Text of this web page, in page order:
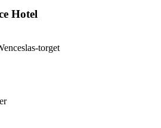
Hotel
torget